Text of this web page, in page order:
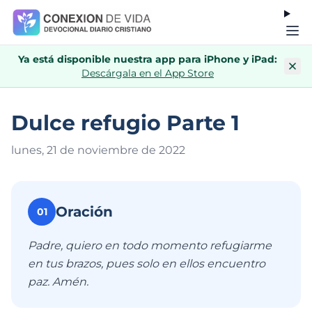
Ya está disponible nuestra app para iPhone y iPad:
Descárgala en el App Store
Dulce refugio Parte 1
lunes, 21 de noviembre de 2022
01 Oración
Padre, quiero en todo momento refugiarme
en tus brazos, pues solo en ellos encuentro
paz. Amén.